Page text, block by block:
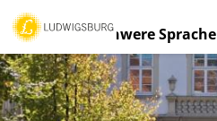
Schwere Sprache